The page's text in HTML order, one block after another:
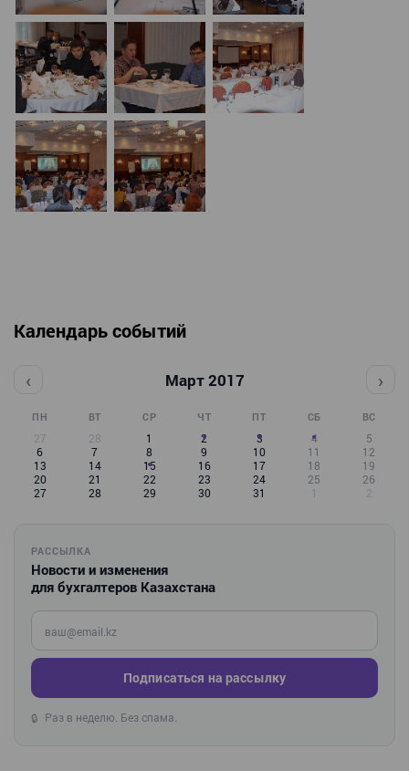
Календарь событий
‹ Март 2017 ›
ПН ВТ СР ЧТ ПТ СБ ВС
27 28 1 2 3 4
5
6
7 8 9 10 11
12
13
14 15 16 17 18
19
20
21 22 23 24 25
26
27
28 29 30 31 1 2
РАССЫЛКА
Новости и изменения
для бухгалтеров Казахстана
Введите ваш e-mail
Подписаться на рассылку
🔒 Раз в неделю. Без спама.